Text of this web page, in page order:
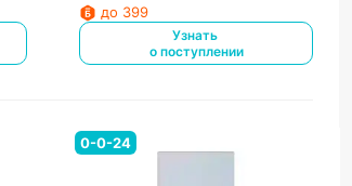
до 399
Узнать
о поступлении
0-0-24